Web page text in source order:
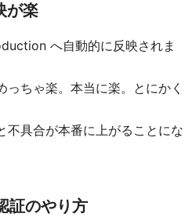
が楽
へ自動的に反映されま
ちゃ楽。本当に楽。とにかく
不具合が本番に上がることにな
証のやり方